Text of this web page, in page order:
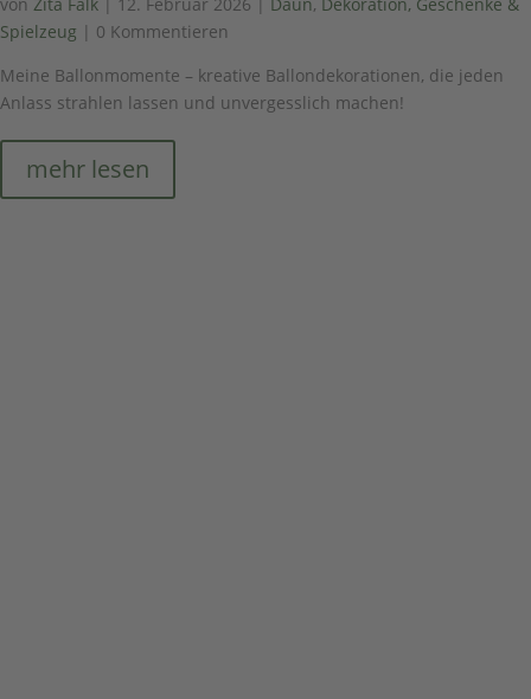
von Zita Falk 12. Februar 2026 Daun, Dekoration, Geschenke &
Spielzeug | 0 Kommentieren
Meine Ballonmomente – kreative Ballondekorationen, die jeden
Anlass strahlen lassen und unvergesslich machen!
mehr lesen